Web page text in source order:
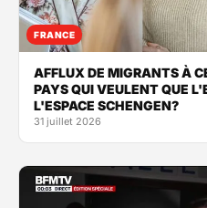
FRANCE
AFFLUX DE MIGRANTS À
PAYS QUI VEULENT QUE
L'ESPACE SCHENGEN?
31 juillet 2026